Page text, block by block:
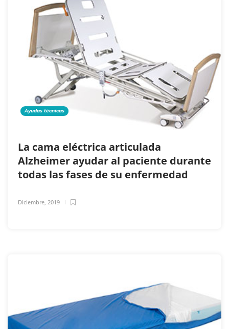
Ayudas técnicas
La cama eléctrica articulada
Alzheimer ayudar al paciente durante
todas las fases de su enfermedad
Diciembre, 2019